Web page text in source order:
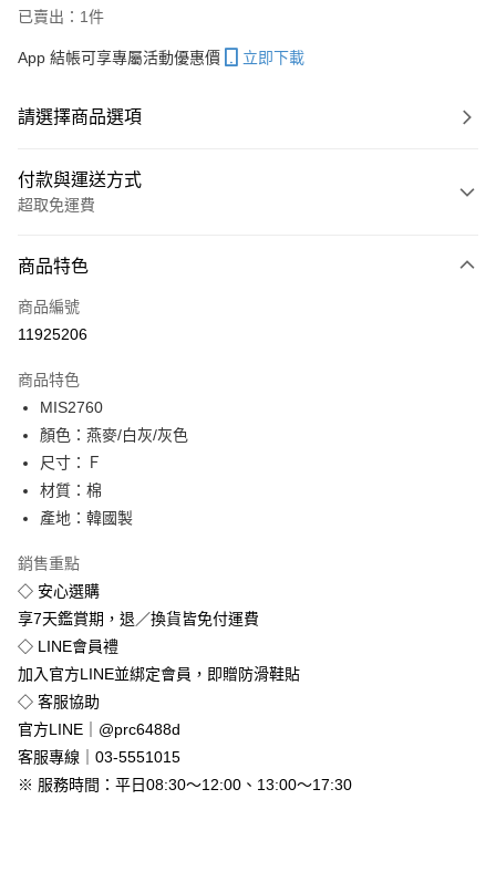
已賣出：1件
App 結帳可享專屬活動優惠價 立即下載
請選擇商品選項
付款與運送方式
超取免運費
信用卡一次付款
超商取貨付款
Apple Pay
街口支付
悠遊付
Google Pay
全盈+PAY
運送方式
全家付款取貨
免運費
付款後全家取貨
免運費
7-11付款取貨
商品特色
商品編號
11925206
商品特色
MIS2760
顏色：燕麥/白灰/灰色
尺寸：Ｆ
材質：棉
產地：韓國製
銷售重點
◇ 安心選購
享7天鑑賞期，退／換貨皆免付運費
◇ LINE會員禮
加入官方LINE並綁定會員，即贈防滑鞋貼
◇ 客服協助
官方LINE｜@prc6488d
客服專線｜03-5551015
※ 服務時間：平日08:30～12:00、13:00～17:30